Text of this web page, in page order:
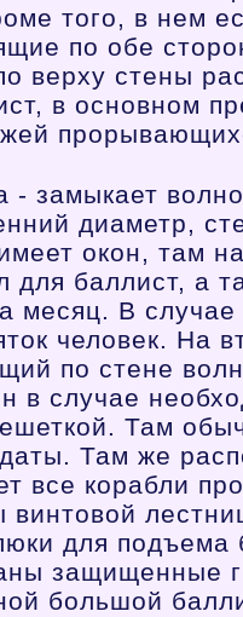
того, в нем
по обе
верху стены
в основном
- замыкает
диаметр,
окон, там
для баллист, а
месяц. В
человек. На
по стене
в случае
Там
Там же
все корабли
винтовой
для
защищенные
большой